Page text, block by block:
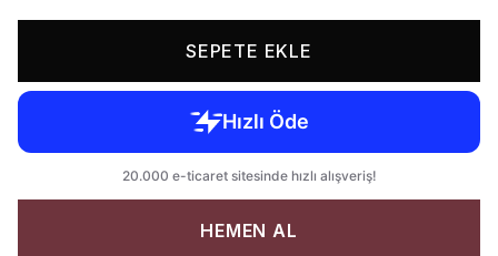
SEPETE EKLE
HEMEN AL